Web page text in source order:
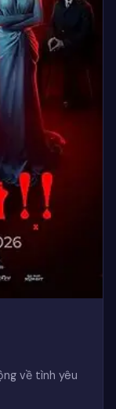
về tình yêu